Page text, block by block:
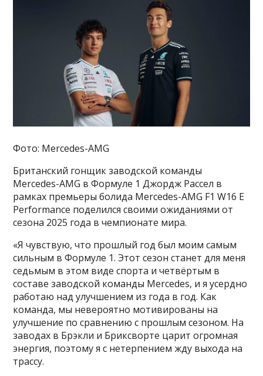
Фото: Mercedes-AMG
Британский гонщик заводской команды
Mercedes-AMG в Формуле 1 Джордж Рассел в
рамках премьеры болида Mercedes-AMG F1 W16 E
Performance поделился своими ожиданиями от
сезона 2025 года в чемпионате мира.
«Я чувствую, что прошлый год был моим самым
сильным в Формуле 1. Этот сезон станет для меня
седьмым в этом виде спорта и четвёртым в
составе заводской команды Mercedes, и я усердно
работаю над улучшением из года в год. Как
команда, мы невероятно мотивированы на
улучшение по сравнению с прошлым сезоном. На
заводах в Брэкли и Бриксворте царит огромная
энергия, поэтому я с нетерпением жду выхода на
трассу.